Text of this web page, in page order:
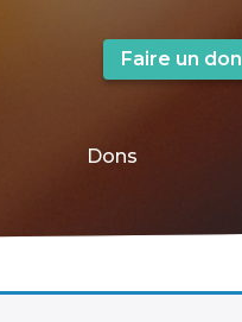
Faire un don
Dons